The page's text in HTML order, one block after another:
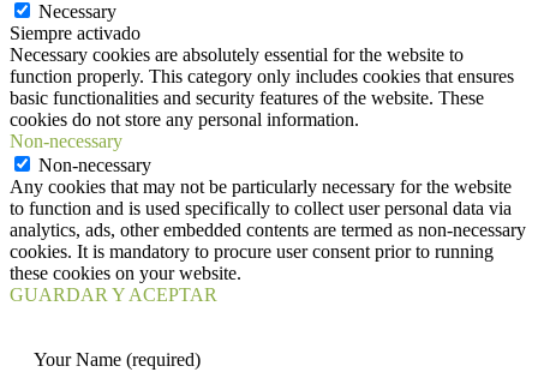
Necessary
Siempre activado
Necessary cookies are absolutely essential for the website to
function properly. This category only includes cookies that ensures
basic functionalities and security features of the website. These
cookies do not store any personal information.
Non-necessary
Non-necessary
Any cookies that may not be particularly necessary for the website
to function and is used specifically to collect user personal data via
analytics, ads, other embedded contents are termed as non-necessary
cookies. It is mandatory to procure user consent prior to running
these cookies on your website.
GUARDAR Y ACEPTAR
Your Name (required)